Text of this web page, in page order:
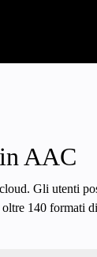
AAC
Gli utenti
140 formati